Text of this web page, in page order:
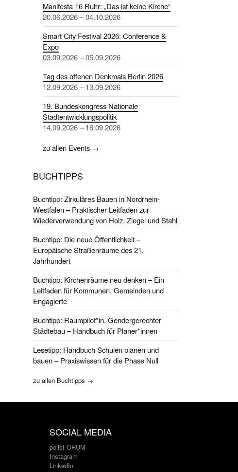
Manifesta 16 Ruhr: „Das ist keine Kirche“
20.06.2026 – 04.10.2026
Smart City Festival 2026: Conference &
Expo
03.09.2026 – 05.09.2026
Tag des offenen Denkmals Berlin 2026
12.09.2026 – 13.09.2026
19. Bundeskongress Nationale
Stadtentwicklungspolitik
14.09.2026 – 16.09.2026
zu allen Events →
BUCHTIPPS
Buchtipp: Zirkuläres Bauen in Nordrhein-
Westfalen – Praktischer Leitfaden zur
Wiederverwendung von Holz, Ziegel und Stahl
Buchtipp: Die neue Öffentlichkeit –
Europäische Straßenräume des 21.
Jahrhundert
Buchtipp: Kirchenräume neu denken – Ein
Leitfaden für Kommunen, Gemeinden und
Engagierte
Buchtipp: Raumpilot*in. Gendergerechter
Städtebau – Handbuch für Planer*innen
Lesetipp: Handbuch Schulen planen und
bauen – Praxiswissen für die Phase Null
zu allen Buchtipps →
SOCIAL MEDIA
polisFORUM
Instagram
LinkedIn